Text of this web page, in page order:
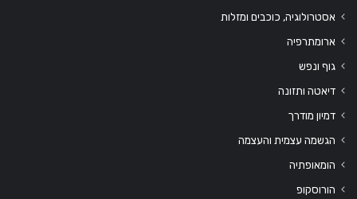
אסטרולוגיה, כוכבים ומזלות
ארומתרפיה
גוף ונפש
דיאטה ותזונה
דמיון מודרך
הגשמה עצמית והעצמה
הומאופתיה
הורוסקופ